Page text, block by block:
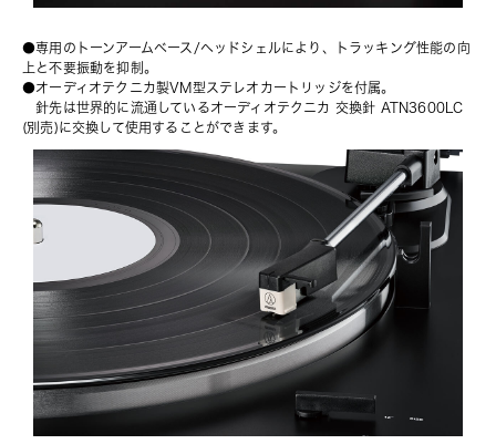
●専用のトーンアームベース/ヘッドシェルにより、トラッキング性能の向
上と不要振動を抑制。
●オーディオテクニカ製VM型ステレオカートリッジを付属。
針先は世界的に流通しているオーディオテクニカ 交換針 ATN3600LC
(別売)に交換して使用することができます。